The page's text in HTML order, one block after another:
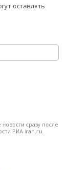
оставлять
сразу после
РИА Iran.ru.